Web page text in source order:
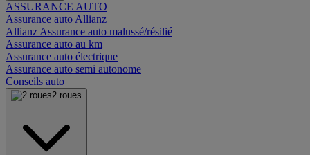
ASSURANCE AUTO
Assurance auto Allianz
Allianz Assurance auto malussé/résilié
Assurance auto au km
Assurance auto électrique
Assurance auto semi autonome
Conseils auto
2 roues